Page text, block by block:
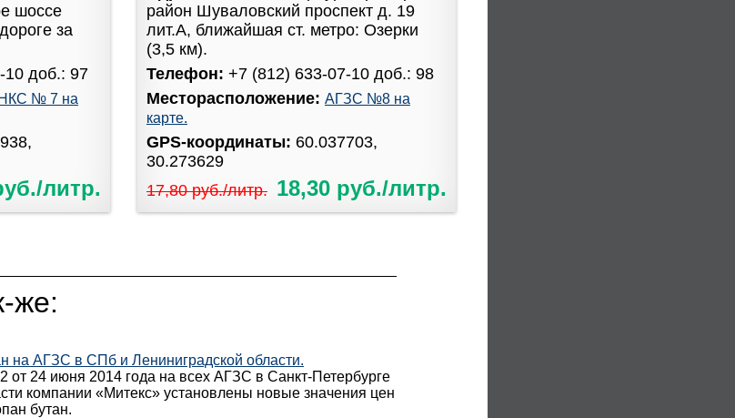
шоссе
за
10 доб.: 97
№ 7 на
литр.
район Шуваловский проспект д. 19
лит.А, ближайшая ст. метро: Озерки
(3,5 км).
Телефон: +7 (812) 633-07-10 доб.: 98
Месторасположение: АГЗС №8 на
карте.
GPS-координаты: 60.037703,
30.273629
17,80 руб./литр. 18,30 руб./литр.
же:
на АГЗС в СПб и Лениниградской области.
от 24 июня 2014 года на всех АГЗС в Санкт-Петербурге
компании «Митекс» установлены новые значения цен
бутан.